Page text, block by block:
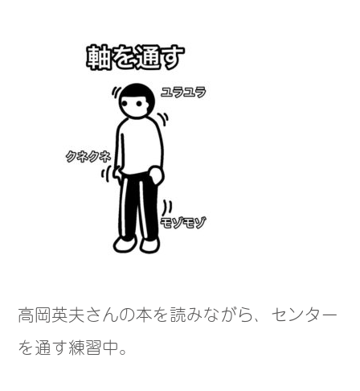
高岡英夫さんの本を読みながら、センター
を通す練習中。